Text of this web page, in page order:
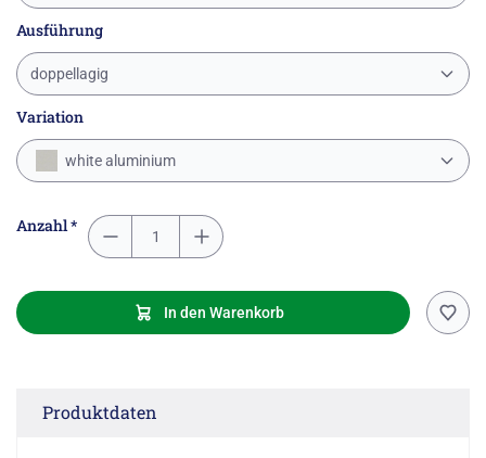
Ausführung
doppellagig
Variation
white aluminium
Anzahl *
In den Warenkorb
Produktdaten